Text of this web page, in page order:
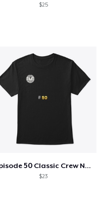
$25
Episode 50 Classic Crew Neck T-Shirt
$23